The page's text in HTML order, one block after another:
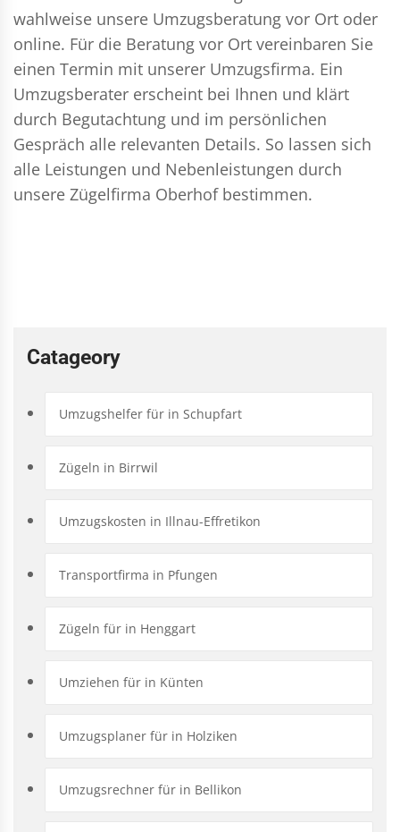
wahlweise unsere Umzugsberatung vor Ort oder
online. Für die Beratung vor Ort vereinbaren Sie
einen Termin mit unserer Umzugsfirma. Ein
Umzugsberater erscheint bei Ihnen und klärt
durch Begutachtung und im persönlichen
Gespräch alle relevanten Details. So lassen sich
alle Leistungen und Nebenleistungen durch
unsere Zügelfirma Oberhof bestimmen.
Catageory
Umzugshelfer für in Schupfart
Zügeln in Birrwil
Umzugskosten in Illnau-Effretikon
Transportfirma in Pfungen
Zügeln für in Henggart
Umziehen für in Künten
Umzugsplaner für in Holziken
Umzugsrechner für in Bellikon